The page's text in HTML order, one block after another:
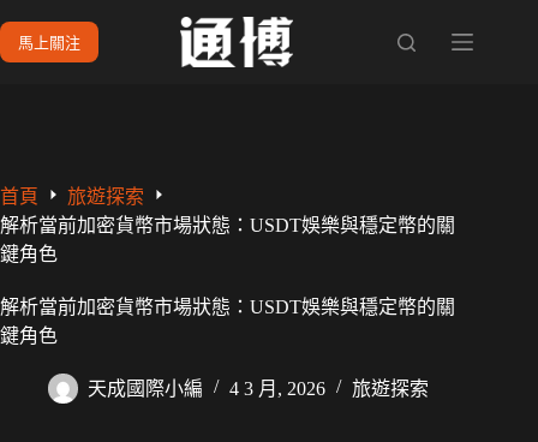
馬上關注
首頁
旅遊探索
解析當前加密貨幣市場狀態：USDT娛樂與穩定幣的關
鍵角色
解析當前加密貨幣市場狀態：USDT娛樂與穩定幣的關
鍵角色
天成國際小編 4 3 月, 2026 旅遊探索